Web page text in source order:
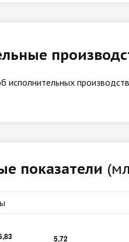
исполнительных
показатели